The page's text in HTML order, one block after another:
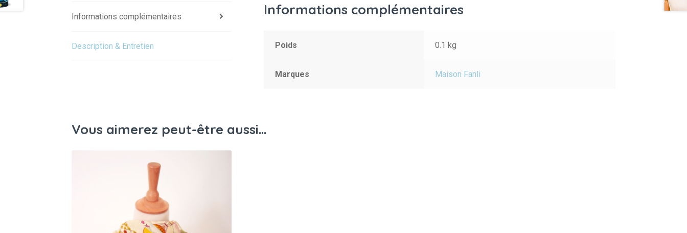
Informations complémentaires
Description & Entretien
Informations complémentaires
Poids 0.1 kg
Marques Maison Fanli
Vous aimerez peut-être aussi…